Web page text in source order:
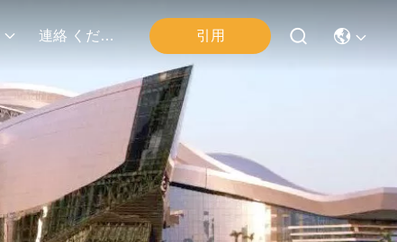
連絡 ください 引用